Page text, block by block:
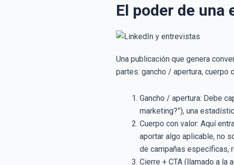
El poder de una
Una publicación que genera
partes: gancho / apertura, cuerpo
Gancho / apertura: Debe
marketing?”), una
Cuerpo con valor: Aquí
aportar algo aplicable, no
de campañas específicas,
Cierre + CTA (llamado a la